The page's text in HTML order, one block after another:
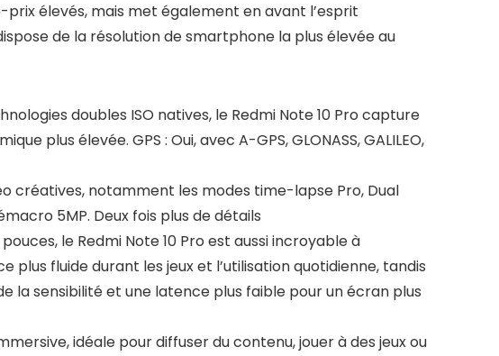
élevés, mais met également en avant l’esprit
de la résolution de smartphone la plus élevée au
doubles ISO natives, le Redmi Note 10 Pro capture
élevée. GPS : Oui, avec A-GPS, GLONASS, GALILEO,
créatives, notamment les modes time-lapse Pro, Dual
5MP. Deux fois plus de détails
le Redmi Note 10 Pro est aussi incroyable à
fluide durant les jeux et l’utilisation quotidienne, tandis
la sensibilité et une latence plus faible pour un écran plus
idéale pour diffuser du contenu, jouer à des jeux ou